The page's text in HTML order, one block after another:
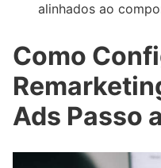
alinhados ao
Como
Ads Passo